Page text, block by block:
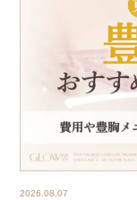
2026.08.07